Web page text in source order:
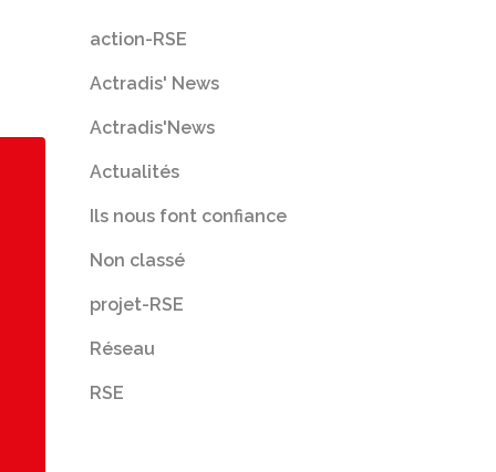
action-RSE
Actradis' News
Actradis'News
Actualités
Ils nous font confiance
Non classé
projet-RSE
Réseau
RSE